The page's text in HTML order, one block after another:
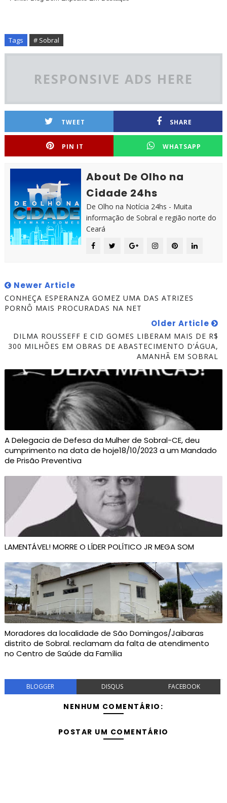
Tags # Sobral
RESPONSIVE ADS HERE
TWEET SHARE
PIN IT WHATSAPP
About De Olho na
Cidade 24hs
De Olho na Notícia 24hs - Muita
informação de Sobral e região norte do
Ceará
Newer Article
CONHEÇA ESPERANZA GOMEZ UMA DAS ATRIZES
PORNÔ MAIS PROCURADAS NA NET
Older Article
DILMA ROUSSEFF E CID GOMES LIBERAM MAIS DE R$
300 MILHÕES EM OBRAS DE ABASTECIMENTO D’ÁGUA,
AMANHÃ EM SOBRAL
A Delegacia de Defesa da Mulher de Sobral-CE, deu
cumprimento na data de hoje18/10/2023 a um Mandado
de Prisão Preventiva
LAMENTÁVEL! MORRE O LÍDER POLÍTICO JR MEGA SOM
Moradores da localidade de São Domingos/Jaibaras
distrito de Sobral. reclamam da falta de atendimento
no Centro de Saúde da Família
BLOGGER DISQUS FACEBOOK
NENHUM COMENTÁRIO:
POSTAR UM COMENTÁRIO